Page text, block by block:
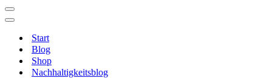
Navigationsmenü
Navigationsmenü
Start
Blog
Shop
Nachhaltigkeitsblog